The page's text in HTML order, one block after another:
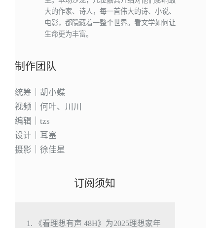
大的作家、诗人，每一首伟大的诗、小说、
电影，都隐藏着一整个世界。看文学如何让
生命更为丰富。
制作团队
统筹｜胡小蝶
视频｜何叶、川川
编辑｜tzs
设计｜耳塞
摄影｜徐佳星
订阅须知
1. 《看理想有声 48H》为2025理想家年